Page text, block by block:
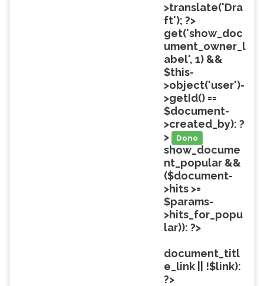
>translate('Dra
ft'); ?>
get('show_doc
ument_owner_l
abel', 1) &&
$this-
>object('user')-
>getId() ==
$document-
>created_by): ?
>
Dono
show_docume
nt_popular &&
($document-
>hits >=
$params-
>hits_for_popu
lar)): ?>
document_titl
e_link || !$link):
?>